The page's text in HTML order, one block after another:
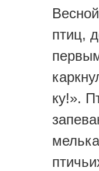
птиц,
ку!».